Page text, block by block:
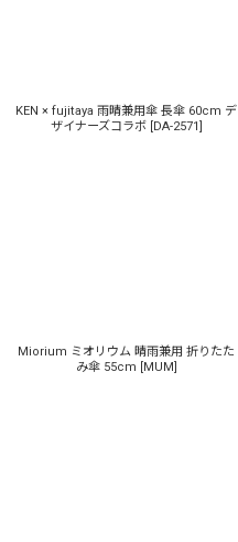
KEN × fujitaya 雨晴兼用傘 長傘 60cm デ
ザイナーズコラボ [DA-2571]
Miorium ミオリウム 晴雨兼用 折りたた
み傘 55cm [MUM]